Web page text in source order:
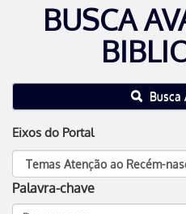
BUSCA
Busca
Eixos do Portal
Palavra-chave